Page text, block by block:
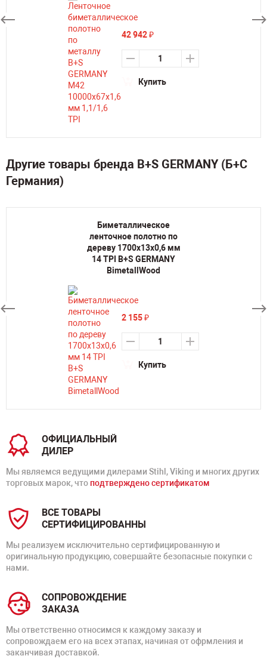
42 942₽
Купить
Другие товары бренда B+S GERMANY (Б+С
Германия)
Биметаллическое
ленточное полотно по
дереву 1700х13х0,6 мм
14 TPI B+S GERMANY
BimetallWood
2 155₽
Купить
ОФИЦИАЛЬНЫЙ
ДИЛЕР
Мы являемся ведущими дилерами Stihl, Viking и многих других
торговых марок, что подтверждено сертификатом
ВСЕ ТОВАРЫ
СЕРТИФИЦИРОВАННЫ
Мы реализуем исключительно сертифицированную и
оригинальную продукцию, совершайте безопасные покупки с
нами.
СОПРОВОЖДЕНИЕ
ЗАКАЗА
Мы ответственно относимся к каждому заказу и
сопровождаем его на всех этапах, начиная от офрмления и
заканчивая доставкой.